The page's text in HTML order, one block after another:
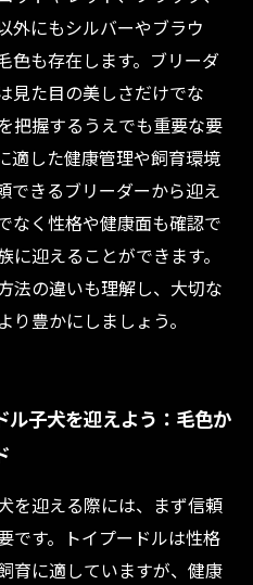
外にもシルバーやブラウ
色も存在します。ブリーダ
見た目の美しさだけでな
把握するうえでも重要な要
適した健康管理や飼育環境
できるブリーダーから迎え
なく性格や健康面も確認で
迎えることができます。
法の違いも理解し、大切な
り豊かにしましょう。
ル子犬を迎えよう：毛色か
を迎える際には、まず信頼
です。トイプードルは性格
育に適していますが、健康